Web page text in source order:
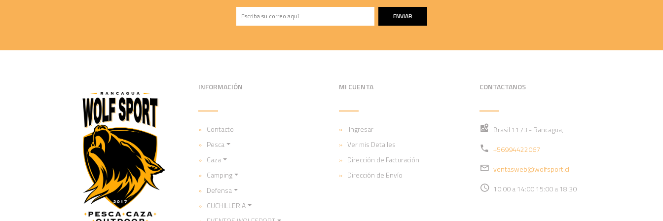
ENVIAR
INFORMACIÓN
Contacto
Pesca
Caza
Camping
Defensa
CUCHILLERIA
MI CUENTA
Ingresar
Ver mis Detalles
Dirección de Facturación
Dirección de Envío
CONTACTANOS
Brasil 1173 - Rancagua,
+56994422067
ventasweb@wolfsport.cl
10:00 a 14:00 15:00 a 18:30